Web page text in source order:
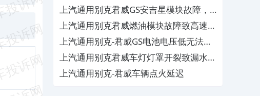
车灯漏水，4S店拒绝维修
上汽通用别克君威GS安吉星模块故障，
厂商拒绝更换
上汽通用别克君威燃油模块故障致高速行
车失速，厂商需自费解决
上汽通用别克-君威GS电池电压低无法打
火
上汽通用别克君威车灯灯罩开裂致漏水，
要求厂家免费换新
上汽通用别克-君威车辆点火延迟